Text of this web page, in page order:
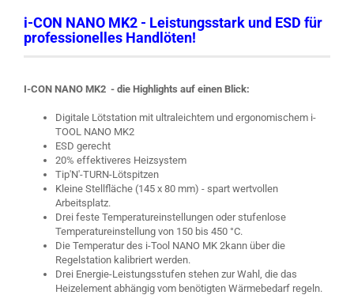
i-CON NANO MK2 - Leistungsstark und ESD für
professionelles Handlöten!
I-CON NANO MK2 - die Highlights auf einen Blick:
Digitale Lötstation mit ultraleichtem und ergonomischem i-
TOOL NANO MK2
ESD gerecht
20% effektiveres Heizsystem
Tip'N'-TURN-Lötspitzen
Kleine Stellfläche (145 x 80 mm) - spart wertvollen
Arbeitsplatz.
Drei feste Temperatureinstellungen oder stufenlose
Temperatureinstellung von 150 bis 450 °C.
Die Temperatur des i-Tool NANO MK 2kann über die
Regelstation kalibriert werden.
Drei Energie-Leistungsstufen stehen zur Wahl, die das
Heizelement abhängig vom benötigten Wärmebedarf regeln.